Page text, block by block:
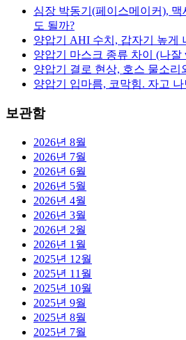
심장 박동기(페이스메이커), 맥
도 될까?
양압기 AHI 수치, 갑자기 높게
양압기 마스크 종류 차이 (나잘
양압기 결로 현상, 호스 물소리
양압기 입마름, 코막힘. 자고
보관함
2026년 8월
2026년 7월
2026년 6월
2026년 5월
2026년 4월
2026년 3월
2026년 2월
2026년 1월
2025년 12월
2025년 11월
2025년 10월
2025년 9월
2025년 8월
2025년 7월